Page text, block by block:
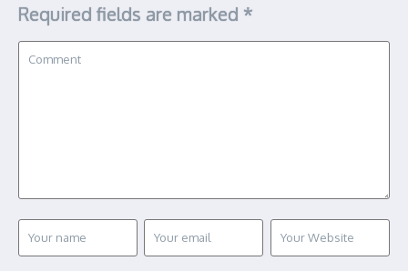
Required fields are marked *